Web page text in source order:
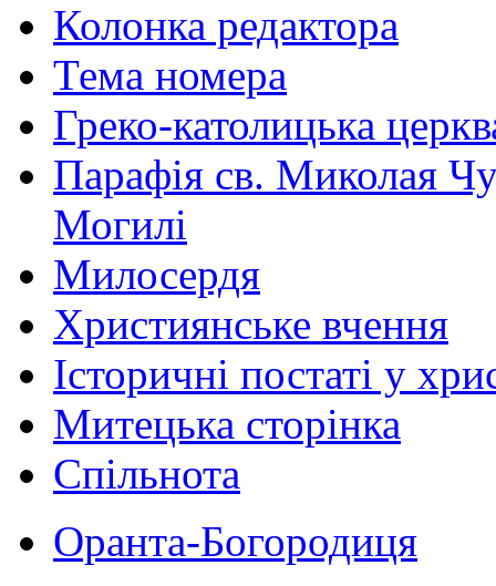
Колонка редактора
Тема номера
Греко-католицька
Парафія св. Миколая
Могилі
Милосердя
Християнське вчення
Історичні постаті у
Митецька сторінка
Спільнота
Оранта-Богородиця